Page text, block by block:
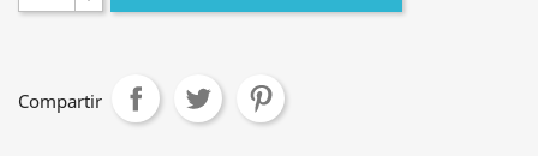
Compartir